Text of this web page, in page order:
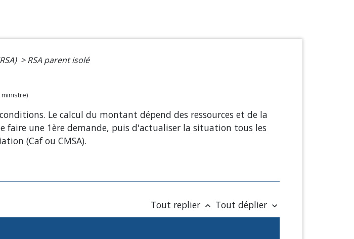
> RSA parent isolé
Le calcul du montant dépend des ressources et de la
faire une 1ère demande, puis d'actualiser la situation tous les
(Caf ou CMSA).
Tout replier keyboard_arrow_up Tout déplier keyboard_arrow_down